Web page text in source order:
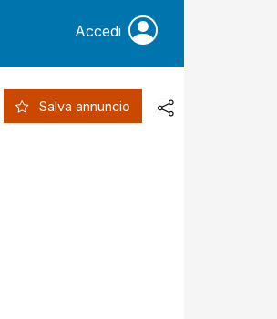
Accedi
Salva annuncio